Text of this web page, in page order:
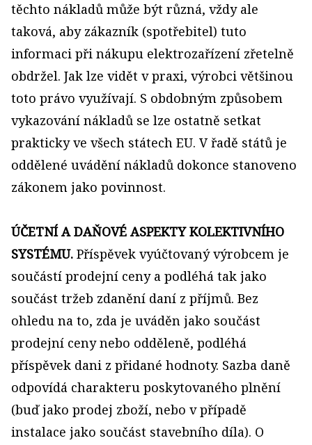
těchto nákladů může být různá, vždy ale
taková, aby zákazník (spotřebitel) tuto
informaci při nákupu elektrozařízení zřetelně
obdržel. Jak lze vidět v praxi, výrobci většinou
toto právo využívají. S obdobným způsobem
vykazování nákladů se lze ostatně setkat
prakticky ve všech státech EU. V řadě států je
oddělené uvádění nákladů dokonce stanoveno
zákonem jako povinnost.
ÚČETNÍ A DAŇOVÉ ASPEKTY KOLEKTIVNÍHO
SYSTÉMU. Příspěvek vyúčtovaný výrobcem je
součástí prodejní ceny a podléhá tak jako
součást tržeb zdanění daní z příjmů. Bez
ohledu na to, zda je uváděn jako součást
prodejní ceny nebo odděleně, podléhá
příspěvek dani z přidané hodnoty. Sazba daně
odpovídá charakteru poskytovaného plnění
(buď jako prodej zboží, nebo v případě
instalace jako součást stavebního díla). O